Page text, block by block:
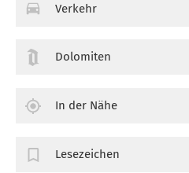
Verkehr
Dolomiten
In der Nähe
Lesezeichen